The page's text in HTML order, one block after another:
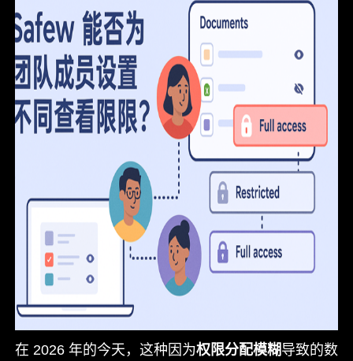
在 2026 年的今天，这种因为权限分配模糊导致的数